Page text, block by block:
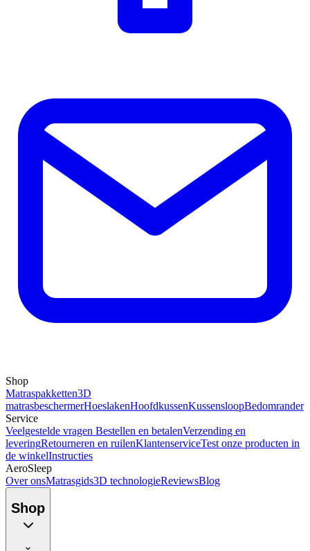
Shop
Matraspakketten3D
matrasbeschermerHoeslakenHoofdkussenKussensloopBedomrander
Service
Veelgestelde vragen Bestellen en betalenVerzending en
leveringRetourneren en ruilenKlantenserviceTest onze producten in
de winkelInstructies
AeroSleep
Over onsMatrasgids3D technologieReviewsBlog
Shop